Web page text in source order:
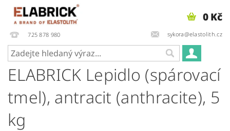
725 878 980 sykora@elastolith.cz
0 Kč
ELABRICK Lepidlo (spárovací
tmel), antracit (anthracite), 5
kg